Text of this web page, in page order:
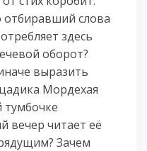
слова
здесь
оборот?
выразить
Мордехая
вечер читает её
Зачем